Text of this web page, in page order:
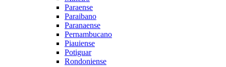
Paraense
Paraibano
Paranaense
Pernambucano
Piauiense
Potiguar
Rondoniense